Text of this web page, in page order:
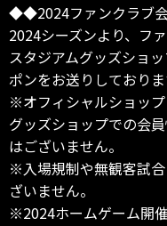
◆◆2024ファンクラブ
2024シーズンより、フ
スタジアムグッズショ
ポンをお送りしておりま
※オフィシャルショッ
グッズショップでの会
はございません。
※入場規制や無観客試
ざいません。
※2024ホームゲーム開